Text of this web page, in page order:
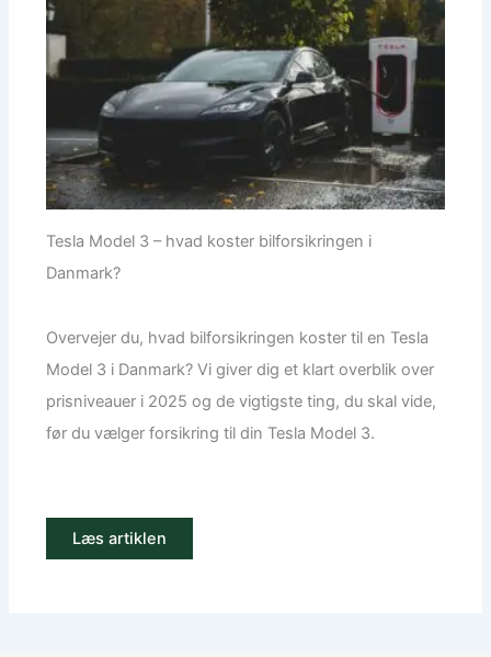
Tesla Model 3 – hvad koster bilforsikringen i
Danmark?
Overvejer du, hvad bilforsikringen koster til en Tesla
Model 3 i Danmark? Vi giver dig et klart overblik over
prisniveauer i 2025 og de vigtigste ting, du skal vide,
før du vælger forsikring til din Tesla Model 3.
Læs artiklen